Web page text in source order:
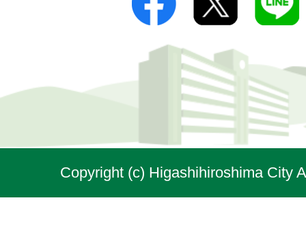
Copyright (c) Higashihiroshima City